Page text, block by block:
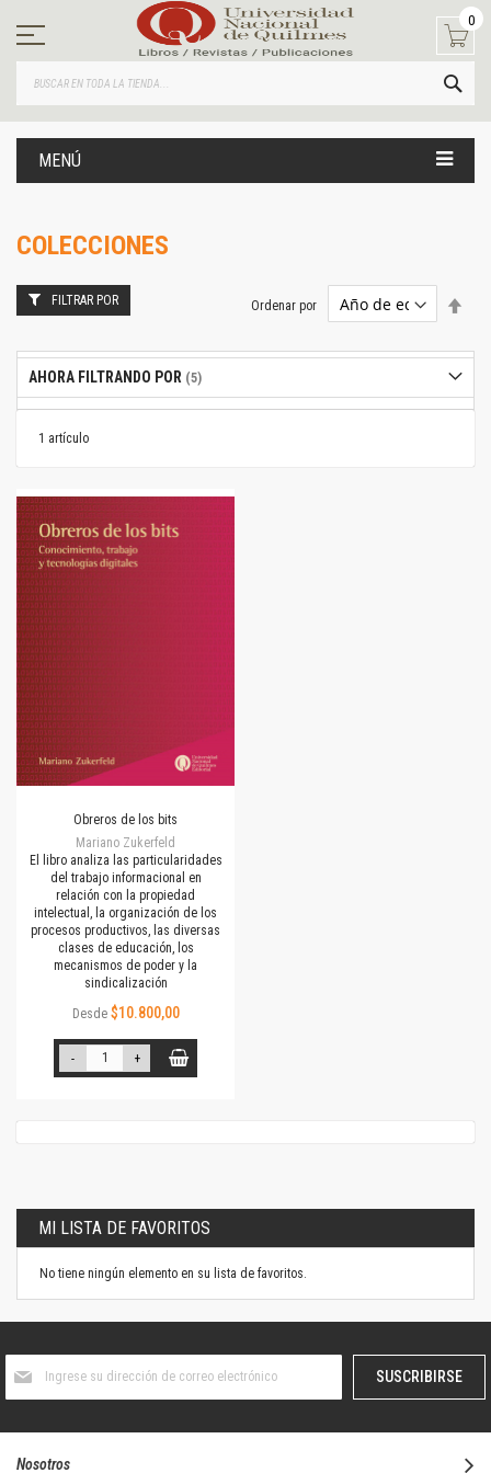
contenido
0
MENÚ
COLECCIONES
1 artículo
Ordenar por
Obreros de los bits
Mariano Zukerfeld
El libro analiza las particularidades
del trabajo informacional en
relación con la propiedad
intelectual, la organización de los
procesos productivos, las diversas
clases de educación, los
mecanismos de poder y la
sindicalización
Desde $10.800,00
- +
FILTRAR POR
AHORA FILTRANDO POR
MI LISTA DE FAVORITOS
No tiene ningún elemento en su lista de favoritos.
boletín
SUSCRIBIRSE
Nosotros